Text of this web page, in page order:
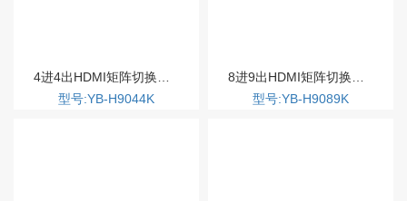
4进4出HDMI矩阵切换器4K
型号:YB-H9044K
8进9出HDMI矩阵切换器4K
型号:YB-H9089K